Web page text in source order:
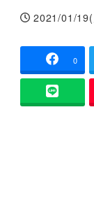
投稿日
2021/01/
0